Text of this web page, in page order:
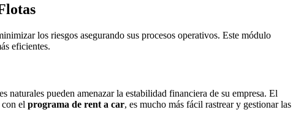
los riesgos asegurando sus procesos operativos. Este módulo
eficientes.
pueden amenazar la estabilidad financiera de su empresa. El
el programa de rent a car, es mucho más fácil rastrear y gestionar las